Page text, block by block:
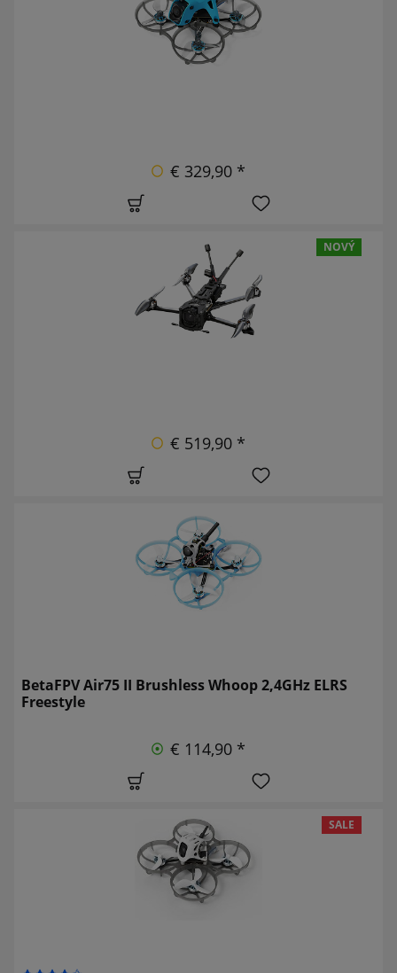
€ 329,90 *
NOVÝ
€ 519,90 *
BetaFPV Air75 II Brushless Whoop 2,4GHz ELRS
Freestyle
€ 114,90 *
SALE